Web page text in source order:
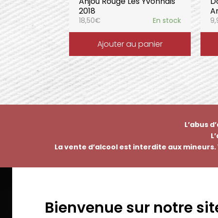
2018
18,50€ En stock
Ajouter au panier
L’abus
La vente d’alcool est interdite aux
Bienvenue sur notre
EMMANUEL NASTI